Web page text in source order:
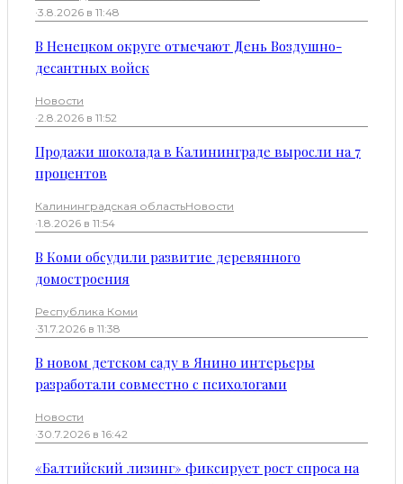
·3.8.2026 в 11:48
В Ненецком округе отмечают День Воздушно-
десантных войск
Новости
·2.8.2026 в 11:52
Продажи шоколада в Калининграде выросли на 7
процентов
Калининградская областьНовости
·1.8.2026 в 11:54
В Коми обсудили развитие деревянного
домостроения
Республика Коми
·31.7.2026 в 11:38
В новом детском саду в Янино интерьеры
разработали совместно с психологами
Новости
·30.7.2026 в 16:42
«Балтийский лизинг» фиксирует рост спроса на